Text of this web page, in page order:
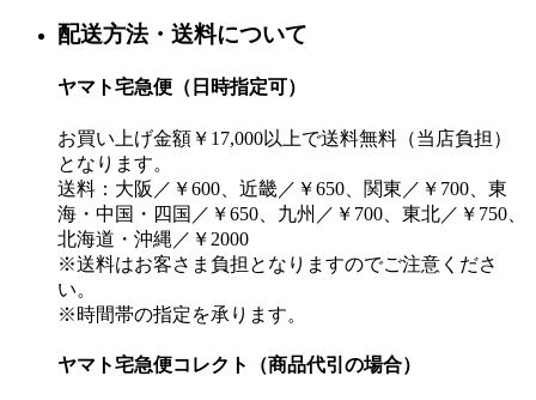
配送方法・送料について
ヤマト宅急便（日時指定可）
お買い上げ金額￥17,000以上で送料無料（当店負担）
となります。
送料：大阪／￥600、近畿／￥650、関東／￥700、東
海・中国・四国／￥650、九州／￥700、東北／￥750、
北海道・沖縄／￥2000
※送料はお客さま負担となりますのでご注意くださ
い。
※時間帯の指定を承ります。
ヤマト宅急便コレクト（商品代引の場合）